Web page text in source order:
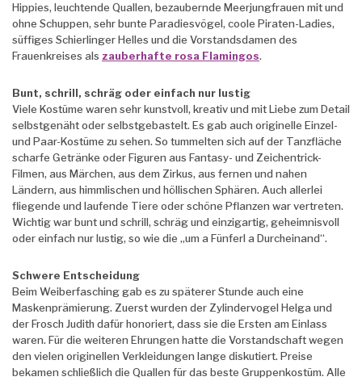
Hippies, leuchtende Quallen, bezaubernde Meerjungfrauen mit und
ohne Schuppen, sehr bunte Paradiesvögel, coole Piraten-Ladies,
süffiges Schierlinger Helles und die Vorstandsdamen des
Frauenkreises als zauberhafte rosa Flamingos.
Bunt, schrill, schräg oder einfach nur lustig
Viele Kostüme waren sehr kunstvoll, kreativ und mit Liebe zum Detail
selbstgenäht oder selbstgebastelt. Es gab auch originelle Einzel-
und Paar-Kostüme zu sehen. So tummelten sich auf der Tanzfläche
scharfe Getränke oder Figuren aus Fantasy- und Zeichentrick-
Filmen, aus Märchen, aus dem Zirkus, aus fernen und nahen
Ländern, aus himmlischen und höllischen Sphären. Auch allerlei
fliegende und laufende Tiere oder schöne Pflanzen war vertreten.
Wichtig war bunt und schrill, schräg und einzigartig, geheimnisvoll
oder einfach nur lustig, so wie die „um a Fünferl a Durcheinand“.
Schwere Entscheidung
Beim Weiberfasching gab es zu späterer Stunde auch eine
Maskenprämierung. Zuerst wurden der Zylindervogel Helga und
der Frosch Judith dafür honoriert, dass sie die Ersten am Einlass
waren. Für die weiteren Ehrungen hatte die Vorstandschaft wegen
den vielen originellen Verkleidungen lange diskutiert. Preise
bekamen schließlich die Quallen für das beste Gruppenkostüm. Alle